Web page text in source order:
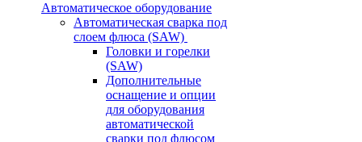
Автоматическое оборудование
Автоматическая сварка под
слоем флюса (SAW)
Головки и горелки
(SAW)
Дополнительные
оснащение и опции
для оборудования
автоматической
сварки под флюсом